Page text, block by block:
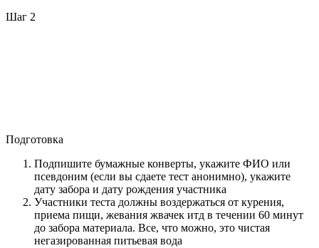
Шаг 2
Подготовка
Подпишите бумажные конверты, укажите ФИО или
псевдоним (если вы сдаете тест анонимно), укажите
дату забора и дату рождения участника
Участники теста должны воздержаться от курения,
приема пищи, жевания жвачек итд в течении 60 минут
до забора материала. Все, что можно, это чистая
негазированная питьевая вода